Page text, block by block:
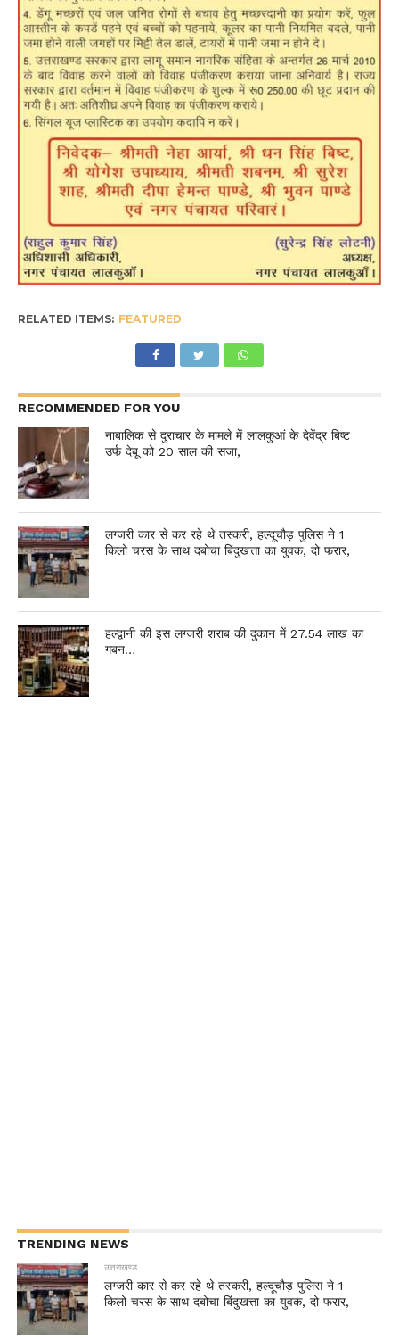
RELATED ITEMS: FEATURED
RECOMMENDED FOR YOU
नाबालिक से दुराचार के मामले में लालकुआं के देवेंद्र बिष्ट
उर्फ देबू को 20 साल की सजा,
लग्जरी कार से कर रहे थे तस्करी, हल्दूचौड़ पुलिस ने 1
किलो चरस के साथ दबोचा बिंदुखत्ता का युवक, दो फरार,
हल्द्वानी की इस लग्जरी शराब की दुकान में 27.54 लाख का
गबन…
TRENDING NEWS
उत्तराखण्ड
लग्जरी कार से कर रहे थे तस्करी, हल्दूचौड़ पुलिस ने 1
किलो चरस के साथ दबोचा बिंदुखत्ता का युवक, दो फरार,